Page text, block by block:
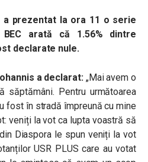
a prezentat la ora 11 o serie
arată că 1.56% dintre
declarate nule.
a declarat:„Mai avem o
săptămâni. Pentru următoarea
fost în stradă împreună cu mine
veniți la vot ca lupta voastră să
Diaspora le spun veniți la vot
USR PLUS care au votat